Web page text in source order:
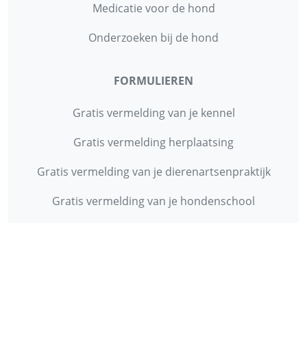
Medicatie voor de hond
Onderzoeken bij de hond
FORMULIEREN
Gratis vermelding van je kennel
Gratis vermelding herplaatsing
Gratis vermelding van je dierenartsenpraktijk
Gratis vermelding van je hondenschool